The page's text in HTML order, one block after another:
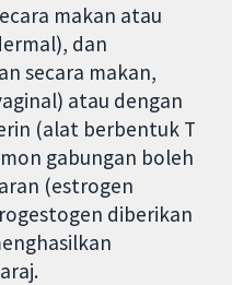
makan atau
dan
secara makan,
atau dengan
(alat berbentuk T
gabungan boleh
(estrogen
diberikan